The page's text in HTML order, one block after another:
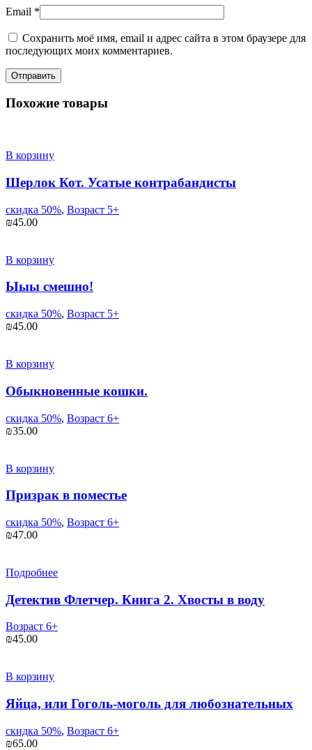
Email *
Сохранить моё имя, email и адрес сайта в этом браузере для
последующих моих комментариев.
Похожие товары
В корзину
Шерлок Кот. Усатые контрабандисты
скидка 50%, Возраст 5+
₪45.00
В корзину
Ыыы смешно!
скидка 50%, Возраст 5+
₪45.00
В корзину
Обыкновенные кошки.
скидка 50%, Возраст 6+
₪35.00
В корзину
Призрак в поместье
скидка 50%, Возраст 6+
₪47.00
Подробнее
Детектив Флетчер. Книга 2. Хвосты в воду
Возраст 6+
₪45.00
В корзину
Яйца, или Гоголь-моголь для любознательных
скидка 50%, Возраст 6+
₪65.00